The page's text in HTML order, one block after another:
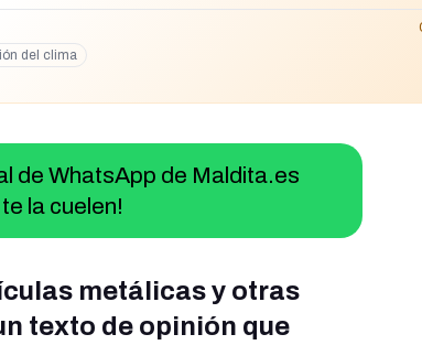
del clima
de WhatsApp de Maldita.es
la cuelen!
metálicas y otras
texto de opinión que